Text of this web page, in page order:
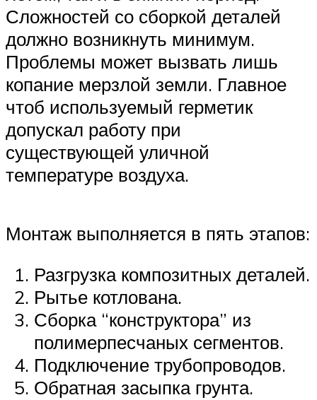
Сложностей со сборкой деталей
должно возникнуть минимум.
Проблемы может вызвать лишь
копание мерзлой земли. Главное
чтоб используемый герметик
допускал работу при
существующей уличной
температуре воздуха.
Монтаж выполняется в пять этапов:
Разгрузка композитных деталей.
Рытье котлована.
Сборка “конструктора” из
полимерпесчаных сегментов.
Подключение трубопроводов.
Обратная засыпка грунта.